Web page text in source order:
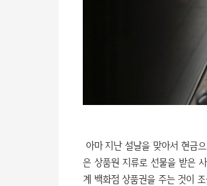
아마 지난 설날을 맞아서 현금
은 상품원 지류로 선물을 받은
계 백화점 상품권을 주는 것이